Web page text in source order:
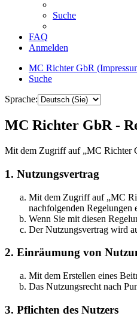
Suche
FAQ
Anmelden
MC Richter GbR
Suche
Sprache:
MC Richter GbR -
Mit dem Zugriff auf „MC Richter
1. Nutzungsvertrag
Mit dem Zugriff auf „MC
nachfolgenden Regelungen
Wenn Sie mit diesen
Der Nutzungsvertrag wird
2. Einräumung von
Mit dem Erstellen eines
Das Nutzungsrecht nach
3. Pflichten des Nutzers